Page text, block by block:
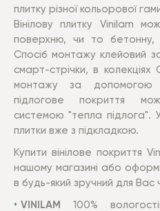
плитку різної кольорової
Вінілову плитку Vinilam
поверхню, чи то
Спосіб монтажу клейовий
смарт-стрічки, в
монтажу за допомогою
підлогове покриття
системою "тепла підлога".
плитки вже з підкладкою.
Купити вінілове покриття
нашому магазині або
в будь-який зручний для Вас
VINILAM
100%